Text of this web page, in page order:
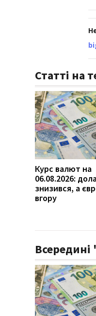
Статті на
Курс валют на
06.08.2026:
знизився, а
вгору